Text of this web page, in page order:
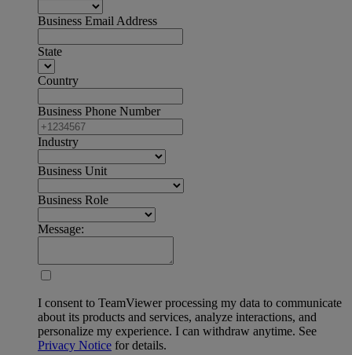
Business Email Address
State
Country
Business Phone Number
Industry
Business Unit
Business Role
Message:
I consent to TeamViewer processing my data to communicate
about its products and services, analyze interactions, and
personalize my experience. I can withdraw anytime. See
Privacy Notice for details.